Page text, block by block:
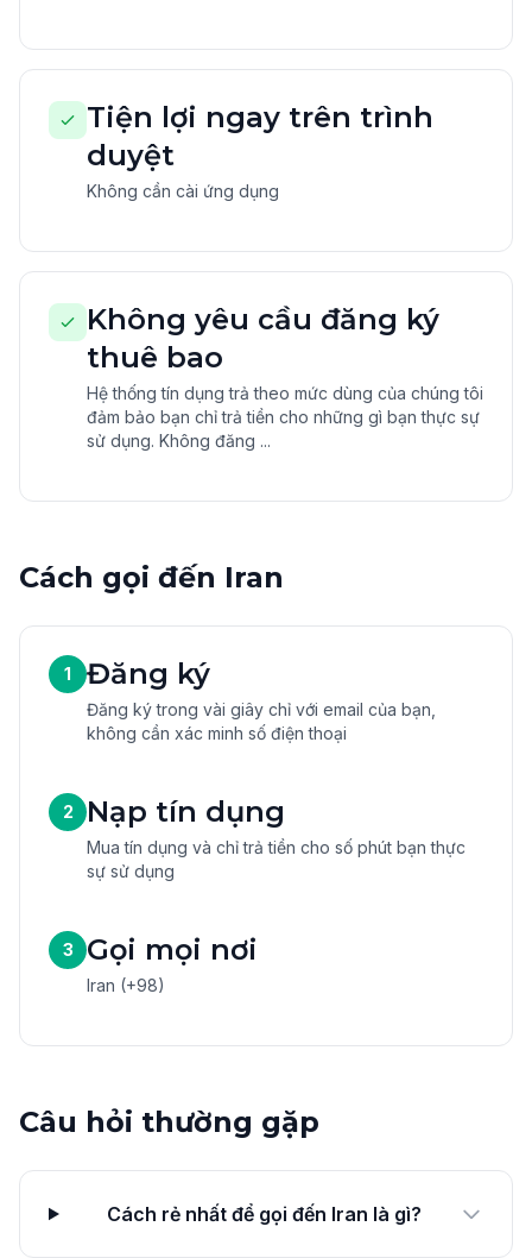
Tiện lợi ngay trên trình
duyệt
Không cần cài ứng dụng
Không yêu cầu đăng ký
thuê bao
Hệ thống tín dụng trả theo mức dùng của chúng tôi
đảm bảo bạn chỉ trả tiền cho những gì bạn thực sự
sử dụng. Không đăng ...
Cách gọi đến Iran
1 Đăng ký
Đăng ký trong vài giây chỉ với email của bạn,
không cần xác minh số điện thoại
2 Nạp tín dụng
Mua tín dụng và chỉ trả tiền cho số phút bạn thực
sự sử dụng
3 Gọi mọi nơi
Iran (+98)
Câu hỏi thường gặp
Cách rẻ nhất để gọi đến Iran là gì?